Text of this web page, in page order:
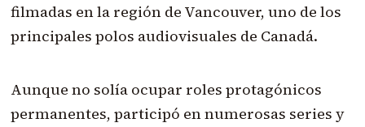
filmadas en la región de Vancouver, uno de los
principales polos audiovisuales de Canadá.
Aunque no solía ocupar roles protagónicos
permanentes, participó en numerosas series y